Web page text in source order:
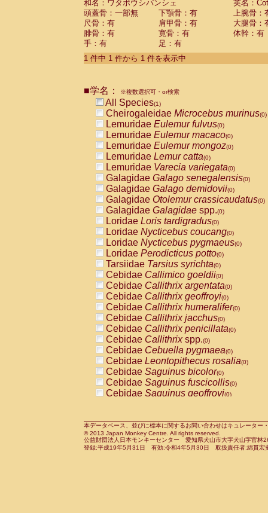
CebidaeSaguinus nigricollis (0)
Cebidae Saguinus oedipus
Cebidae Saguinus weddelli
Cebidae Saguinusspp.
Cebidae Aotus trivirgatus
Cebidae Cebus albifrons
CebidaeCebus nigrivittatus
CebidaeCebus
CebidaeSaimiri boliviensis(0)
CebidaeSaimiri sciureus(0)
AtelidaeAlouatta caraya(0)
AtelidaeAlouatta fusca(0)
AtelidaeAlouatta seniculus
AtelidaeAlouattaspp.(0)
AtelidaeAteles belzebuth(0)
AtelidaeAteles geoffroyi(0)
AtelidaeAteles paniscus(0)
AtelidaeAtelesspp.(0)
Atelidae Lagothrix lagothricha
AtelidaeLagothrix lagothricha cana
PitheciidaeCacajao calvus
PitheciidaeCallicebus cupreus
PitheciidaeCallicebus donacophilus
PitheciidaeCallicebus moloch
PitheciidaeCallicebus torquatus
PitheciidaeCallicebusspp.(0)
PitheciidaeChiropotes satanas(0)
PitheciidaePithecia monachus
PitheciidaePithecia pithecia(0)
CercopithecidaeCercocebus agilis
CercopithecidaeCercocebus
CercopithecidaeCercocebus
CercopithecidaeCercocebus
CercopithecidaeCercocebus
CercopithecidaeCercocebushybrid
CercopithecidaePapio anubis(0)
CercopithecidaePapio cynocephalus
CercopithecidaePapio hamadryas(0)
和名：ワタボウシパンシェ
英名：
頭蓋骨：一部無
下顎骨：有
上腕骨：
尺骨：有
肩甲骨：有
大腿骨：
腓骨：有
寛骨：有
体幹：有
手：有
足：有
1 件中 1 件から 1 件を表示中
■学名： ※複数選択可・or検索
All Species(1)
Cheirogaleidae Microcebus murinus(0)
Lemuridae Eulemur fulvus(0)
Lemuridae Eulemur macaco(0)
Lemuridae Eulemur mongoz(0)
Lemuridae Lemur catta(0)
Lemuridae Varecia variegata(0)
Galagidae Galago senegalensis(0)
Galagidae Galago demidovii(0)
Galagidae Otolemur crassicaudatus(0)
Galagidae Galagidae spp.(0)
Loridae Loris tardigradus(0)
Loridae Nycticebus coucang(0)
Loridae Nycticebus pygmaeus(0)
Loridae Perodicticus potto(0)
Tarsiidae Tarsius syrichta(0)
Cebidae Callimico goeldii(0)
Cebidae Callithrix argentata(0)
Cebidae Callithrix geoffroyi(0)
Cebidae Callithrix humeralifer(0)
Cebidae Callithrix jacchus(0)
Cebidae Callithrix penicillata(0)
Cebidae Callithrixspp.(0)
Cebidae Cebuella pygmaea(0)
Cebidae Leontopithecus rosalia(0)
Cebidae Saguinus bicolor(0)
Cebidae Saguinus fuscicollis(0)
Cebidae Saguinus geoffroyi(0)
CebidaeSaguinus leucopus(0)
CebidaeSaguinus midas(0)
Cebidae Saguinus mystax(0)
本データベース、並びに標本に関するお問い合わせはキュレータ
© 2013 Japan Monkey Centre. All rights reserved.
公益財団法人日本モンキーセンター 愛知県犬山市大字犬山字官
登録:平成19年5月31日 有効:令和4年5月30日 取扱責任者:綿貫宏